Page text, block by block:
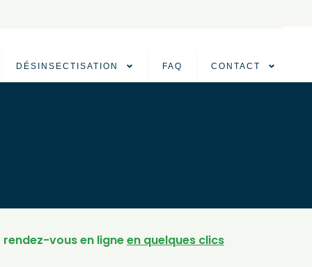
DÉSINSECTISATION FAQ CONTACT
rendez-vous en ligneen quelques clics